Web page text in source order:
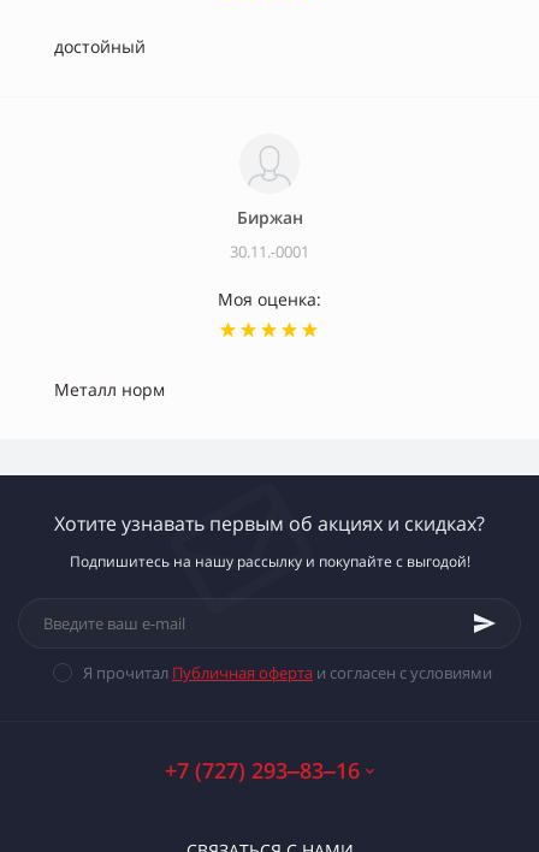
достойный
Биржан
30.11.-0001
Моя оценка:
Металл норм
Хотите узнавать первым об акциях и скидках?
Подпишитесь на нашу рассылку и покупайте с выгодой!
Я прочитал Публичная оферта и согласен с условиями
+7 (727) 293‒83‒16